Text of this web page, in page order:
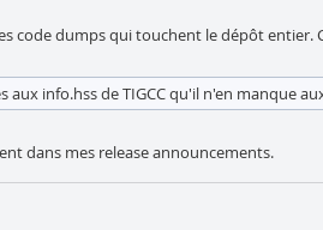
code dumps qui touchent le dépôt
info.hss de TIGCC qu'il n'en manque
dans mes release announcements.